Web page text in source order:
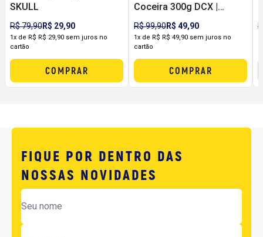
SKULL
R$ 79,90R$ 29,90
1x de R$ R$ 29,90 sem juros no
cartão
COMPRAR
Coceira 300g DCX |
Energia, Foco e Pump
sem Formigamento
R$ 99,90R$ 49,90
1x de R$ R$ 49,90 sem juros no
cartão
COMPRAR
FIQUE POR DENTRO DAS
NOSSAS NOVIDADES